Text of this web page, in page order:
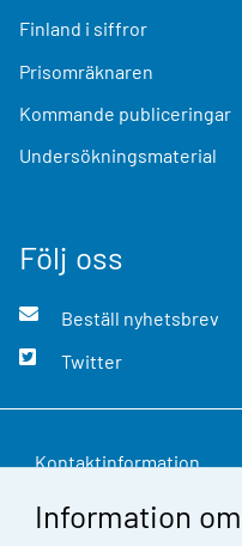
Information
Finland i siffror
Prisomräknaren
Kommande publiceringar
Undersökningsmaterial
Följ oss
Beställ nyhetsbrev
Twitter
Kontaktinformation
Respons